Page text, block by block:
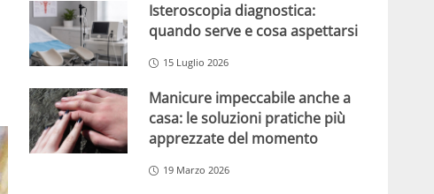
Isteroscopia diagnostica:
quando serve e cosa aspettarsi
15 Luglio 2026
Manicure impeccabile anche a
casa: le soluzioni pratiche più
apprezzate del momento
19 Marzo 2026